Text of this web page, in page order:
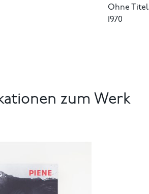
Ohne Titel
1970
zum Werk